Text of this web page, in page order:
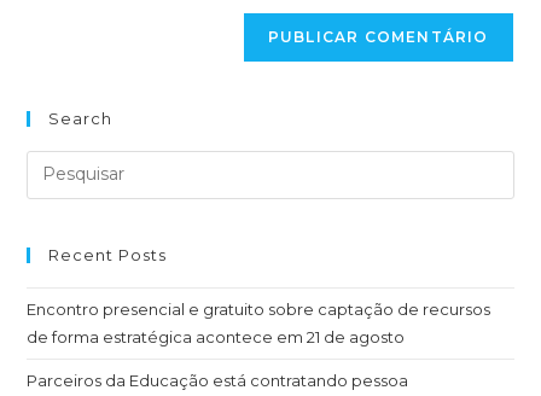
Search
Recent Posts
Encontro presencial e gratuito sobre captação de recursos
de forma estratégica acontece em 21 de agosto
Parceiros da Educação está contratando pessoa